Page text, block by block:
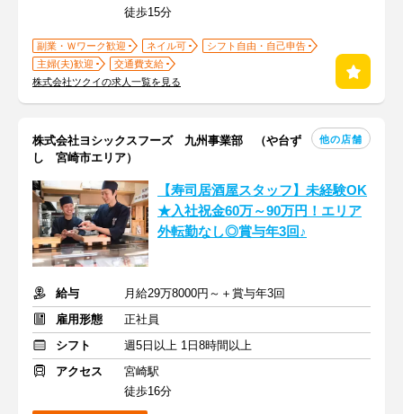
徒歩15分
副業・Ｗワーク歓迎 ネイル可
シフト自由・自己申告
主婦(夫)歓迎
交通費支給
株式会社ツクイの求人一覧を見る
株式会社ヨシックスフーズ 九州事業部 （や台ず
し 宮崎市エリア）
他の店舗
【寿司居酒屋スタッフ】未経験OK
★入社祝金60万～90万円！エリア
外転勤なし◎賞与年3回♪
給与
月給29万8000円～＋賞与年3回
雇用形態
正社員
シフト
週5日以上 1日8時間以上
アクセス
宮崎駅
徒歩16分